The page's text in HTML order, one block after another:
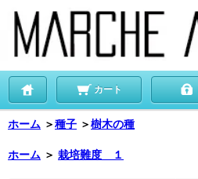
カート
ホーム ＞種子 ＞樹木の種
ホーム ＞ 栽培難度 １